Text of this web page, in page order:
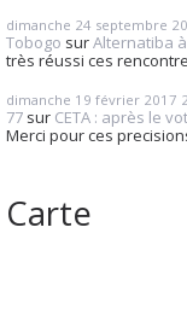
dimanche 24 septembre
Tobogo surAlternatiba
très réussi ces
dimanche 19 février 2017
77 sur CETA : après le
Merci pour ces
Carte